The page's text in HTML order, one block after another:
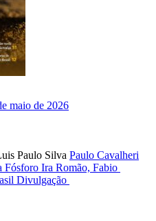
maio de 2026
Paulo Silva Paulo Cavalheri
Fósforo Ira Romão, Fabio
Divulgação